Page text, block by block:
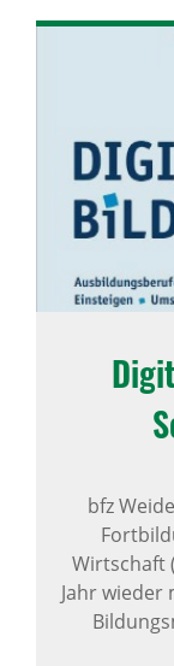
bfz
Wirtschaft
Jahr